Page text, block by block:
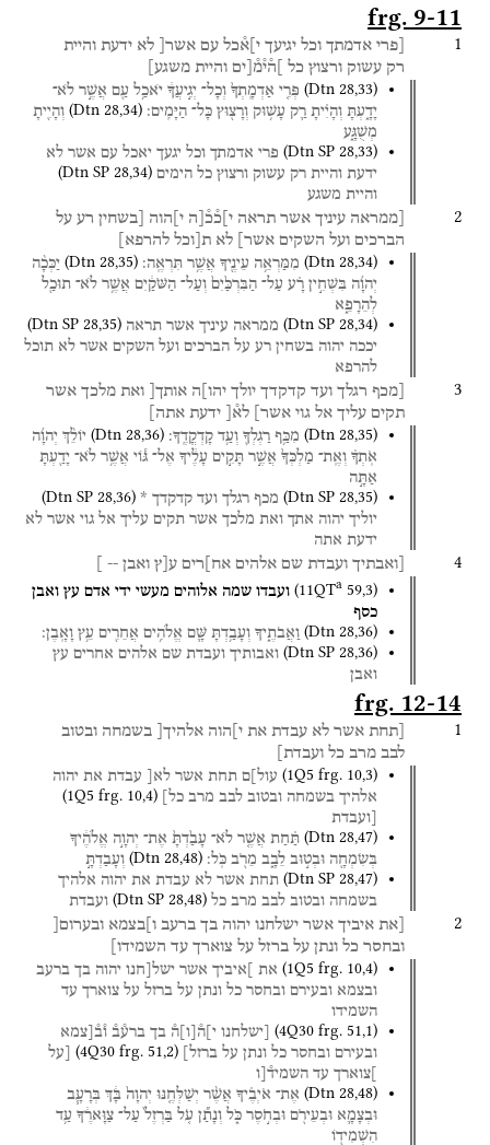
frg. 9-11
1 [פרי אדמתך וכל יגיעך י]א֯כל עם אשר[ לא ידעת והיית
רק עשוק ורצוץ כל ]ה֯י֯מ֯[ים והיית משגע]
(Dtn 28,33) פְּרִ֤י אַדְמָֽתְךָ֙ וְכָל־ יְגִ֣יעֲךָ֔ יֹאכַ֥ל עַ֖ם אֲשֶׁ֣ר לֹא־
יָדָ֑עְתָּ וְהָיִ֗יתָ רַ֛ק עָשׁ֥וּק וְרָצ֖וּץ כָּל־ הַיָּמִֽים׃ (Dtn 28,34)
וְהָיִ֖יתָ
מְשֻׁגָּ֑ע
(Dtn SP 28,33) פרי אדמתך וכל יגעך יאכל עם אשר לא
ידעת והיית רק עשוק ורצוץ כל הימים (Dtn SP 28,34)
והיית משגע
2 [ממראה עיניך אשר תראה י]כ֯כ֯[ה י]הוה [בשחין רע על
הברכים ועל השקים אשר] לא ת[וכל להרפא]
(Dtn 28,34) מִמַּרְאֵ֥ה עֵינֶ֖יךָ אֲשֶׁ֥ר תִּרְאֶֽה׃ (Dtn 28,35)
יַכְּכָ֨ה
יְהוָ֜ה בִּשְׁחִ֣ין רָ֗ע עַל־ הַבִּרְכַּ֙יִם֙ וְעַל־ הַשֹּׁקַ֔יִם אֲשֶׁ֥ר לֹא־ תוּכַ֖ל
לְהֵרָפֵ֑א
(Dtn SP 28,34) ממראה עיניך אשר תראה (Dtn SP 28,35)
יככה יהוה בשחין רע על הברכים ועל השקים אשר לא תוכל
להרפא
3 [מכף רגלך ועד קדקדך יולך יהו]ה אותך[ ואת מלכך אשר
תקים עליך אל גוי אשר] לא֯[ ידעת אתה]
(Dtn 28,35) מִכַּ֥ף רַגְלְךָ֖ וְעַ֥ד קָדְקֳדֶֽךָ׃ (Dtn 28,36) יוֹלֵ֨ךְ יְהוָ֜ה
אֹֽתְךָ֗ וְאֶֽת־ מַלְכְּךָ֙ אֲשֶׁ֣ר תָּקִ֣ים עָלֶ֔יךָ אֶל־ גּ֕וֹי אֲשֶׁ֥ר לֹא־ יָדַ֖עְתָּ
אַתָּ֣ה
(Dtn SP 28,35) מכף רגלך ועד קדקדך *
(Dtn SP 28,36)
יוליך יהוה אתך ואת מלכך אשר תקים עליך אל גוי אשר לא
ידעת אתה
4 [ואבתיך ועבדת שם אלהים אח]רים ע[ץ ואבן --
(11QTa 59,3) ועבדו שמה אלוהים מעשי ידי אדם עץ ואבן
כסף
(Dtn 28,36) וַאֲבֹתֶ֑יךָ וְעָבַ֥דְתָּ שָּׁ֛ם אֱלֹהִ֥ים אֲחֵרִ֖ים עֵ֥ץ וָאָֽבֶן׃
(Dtn SP 28,36) ואבותיך ועבדת שם אלהים אחרים עץ
ואבן
frg. 12-14
1 [תחת אשר לא עבדת את י]הוה אלהיך[ בשמחה ובטוב
לבב מרב כל ועבדת]
(1Q5 frg. 10,3) עול]ם תחת אשר לא[ עבדת את יהוה
אלהיך בשמחה ובטוב לבב מרב כל] (1Q5 frg. 10,4)
[ועבדת
(Dtn 28,47) תַּ֗חַת אֲשֶׁ֤ר לֹא־ עָבַ֙דְתָּ֙ אֶת־ יְהוָ֣ה אֱלֹהֶ֔יךָ
בְּשִׂמְחָ֖ה וּבְט֣וּב לֵבָ֑ב מֵרֹ֖ב כֹּֽל׃ (Dtn 28,48) וְעָבַדְתָּ֣
(Dtn SP 28,47) תחת אשר לא עבדת את יהוה אלהיך
בשמחה ובטוב לבב מרב כל (Dtn SP 28,48) ועבדת
2 [את איביך אשר ישלחנו יהוה בך ברעב ו]בצמא ובערום[
ובחסר כל ונתן על ברזל על צוארך עד השמידו]
(1Q5 frg. 10,4) את ]איביך אשר ישל[חנו יהוה בך ברעב
ובצמא ובעירם ובחסר כל ונתן על ברזל על צוארך עד
השמידו
(4Q30 frg. 51,1) [ישלחנו י]ה֯ ו ה֯ בך ברע֯ב֯ ו֯ב֯[צמא
ובעירם ובחסר כל ונתן על ברזל] (4Q30 frg. 51,2)
[על
]צוארך עד השמיד֯[ו
(Dtn 28,48) אֶת־ אֹיְבֶ֗יךָ אֲשֶׁ֨ר יְשַׁלְּחֶ֤נּוּ יְהוָה֙ בָּ֔ךְ בְּרָעָ֧ב
וּבְצָמָ֛א וּבְעֵירֹ֖ם וּבְחֹ֣סֶר כֹּ֑ל וְנָתַ֞ן עֹ֤ל בַּרְזֶל֙ עַל־ צַוָּארֶ֔ךָ עַ֥ד
הִשְׁמִיד֖וֹ